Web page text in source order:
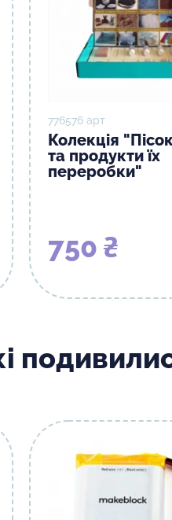
776576 арт
Колекція
та продукти їх
переробки"
750 ₴